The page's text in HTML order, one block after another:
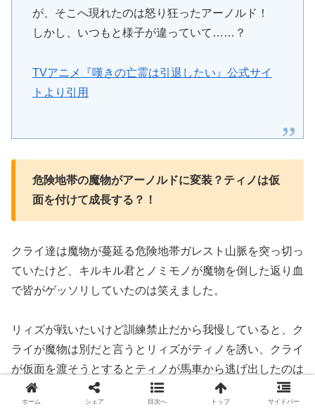
が、そこへ現れたのは怒り狂ったアーノルド！
しかし、いつもと様子が違っていて……？
TVアニメ『嘆きの亡霊は引退したい』公式サイ
トより引用
危険地帯の魔物がアーノルドに変装？ティノは仮
面を付けて成長する？！
クライ達は魔物が蔓延る危険地帯ガレスト山脈を突っ切っ
ていたけど、キルキル君とノミモノが魔物を倒した返り血
で皆がゲッソリしていたのは笑えました。
リィズが戦いたいけど訓練禁止だから我慢していると、ク
ライが魔物は別だと言うとリィズがティノを誘い、クライ
が仮面を渡そうとするとティノが馬車から逃げ出したのは
可哀想でした。
ホーム シェア 目次へ トップ サイドバー